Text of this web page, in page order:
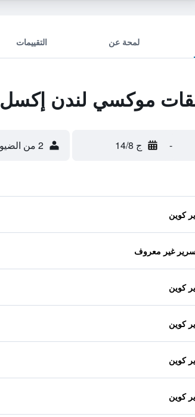
لمحة عن التقييمات
موكسي لندن إكسل
- ج 14/8 2 من الضيوف، غرفة واحدة